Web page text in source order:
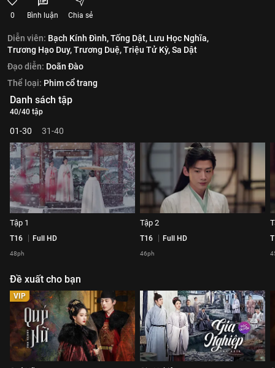
0 Bình luận Chia sẻ
Diễn viên: Bạch Kính Đình,Tống Dật, Lưu Học Nghĩa,
Trương Hạo Duy,Trương Duệ,Triệu Tử Kỳ,Sa Dật
Đạo diễn: Doãn Đào
Thể loại: Phim cổ trang
Danh sách tập
40/40 tập
01-30 31-40
Tập 1
T16 Full HD
48ph
Tập 2
T16 Full HD
46ph
Đề xuất cho bạn
VIP